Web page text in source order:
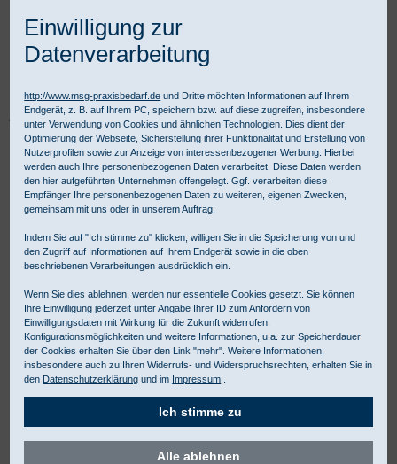
Praxisbedarf Shop Diagnostik
Allgemeine Diagnostik
Blutdruckmessgeräte
Zubehör für Blutdruckmessgeräte
Boso
Klettmanschette für boso classico
Einwilligung zur
Datenverarbeitung
http://www.msg-praxisbedarf.de und Dritte möchten Informationen auf Ihrem
Endgerät, z. B. auf Ihrem PC, speichern bzw. auf diese zugreifen, insbesondere
unter Verwendung von Cookies und ähnlichen Technologien. Dies dient der
Optimierung der Webseite, Sicherstellung ihrer Funktionalität und Erstellung von
Nutzerprofilen sowie zur Anzeige von interessenbezogener Werbung. Hierbei
werden auch Ihre personenbezogenen Daten verarbeitet. Diese Daten werden
den hier aufgeführten Unternehmen offengelegt. Ggf. verarbeiten diese
Empfänger Ihre personenbezogenen Daten zu weiteren, eigenen Zwecken,
gemeinsam mit uns oder in unserem Auftrag.
Indem Sie auf "Ich stimme zu" klicken, willigen Sie in die Speicherung von und
den Zugriff auf Informationen auf Ihrem Endgerät sowie in die oben
beschriebenen Verarbeitungen ausdrücklich ein.
Wenn Sie dies ablehnen, werden nur essentielle Cookies gesetzt. Sie können
Ihre Einwilligung jederzeit unter Angabe Ihrer ID zum Anfordern von
Einwilligungsdaten mit Wirkung für die Zukunft widerrufen.
Konfigurationsmöglichkeiten und weitere Informationen, u.a. zur Speicherdauer
der Cookies erhalten Sie über den Link "mehr". Weitere Informationen,
insbesondere auch zu Ihren Widerrufs- und Widerspruchsrechten, erhalten Sie in
den Datenschutzerklärung und im Impressum
Ich stimme zu
Alle ablehnen